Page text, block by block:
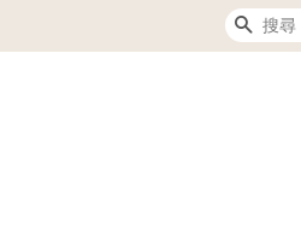
搜尋